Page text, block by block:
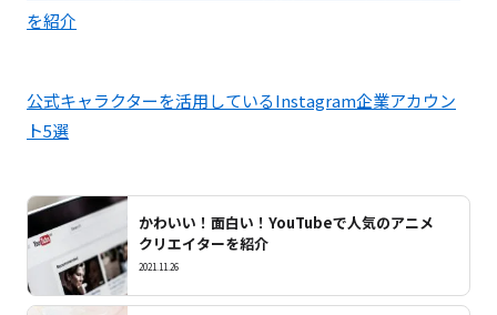
を紹介
公式キャラクターを活用しているInstagram企業アカウン
ト5選
かわいい！面白い！YouTubeで人気のアニメ
クリエイターを紹介
2021.11.26